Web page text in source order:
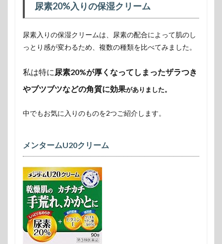
尿素20%入りの保湿クリーム
尿素入りの保湿クリームは、尿素の配合によって肌のし
っとり感が変わるため、複数の種類を比べてみました。
私は特に 尿素20%が厚くなってしまったザラつき
やブツブツなどの角質に効果がありました。
中でもお気に入りのものを2つご紹介します。
メンタームU20クリーム